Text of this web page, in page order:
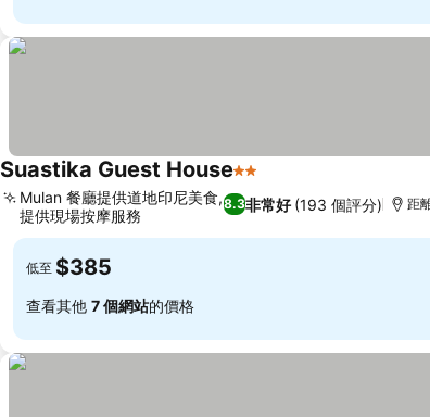
Suastika Guest House2 星級
8.3非常好 (193 個評分)
Mulan 餐廳提供道地印尼美食,
提供現場按摩服務
距
低至 $385
查看其他 7 個網站的價格